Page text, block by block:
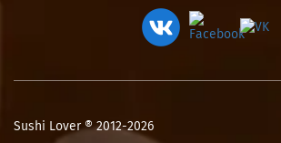
Sushi Lover ® 2012-2026